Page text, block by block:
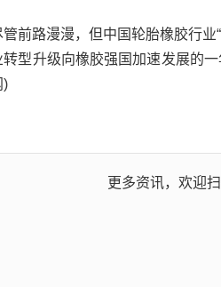
路漫漫，但中国轮胎橡胶行业“
转型升级向橡胶强国加速发展的
)
更多资讯，欢迎